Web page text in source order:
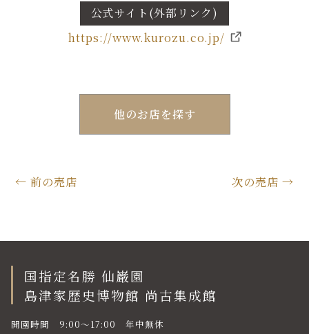
公式サイト(外部リンク)
https://www.kurozu.co.jp/
他のお店を探す
← 前の売店 次の売店 →
国指定名勝 仙巌園
島津家歴史博物館 尚古集成館
開園時間 9:00〜17:00 年中無休